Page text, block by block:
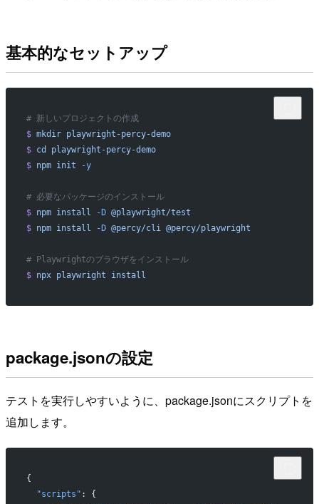
基本的なセットアップ
# 新しいプロジェクトの作成
$ mkdir playwright-percy-demo
$ cd
playwright-percy-demo
$ npm init -y
# 必要なパッケージのインストール
$ npm install -D @playwright/test
$ npm install -D @percy/cli @percy/playwright
# Playwrightのブラウザをインストール
$ npx playwright install
package.jsonの設定
テストを実行しやすいように、package.jsonにスクリプトを
追加します。
{
  "scripts"
: {